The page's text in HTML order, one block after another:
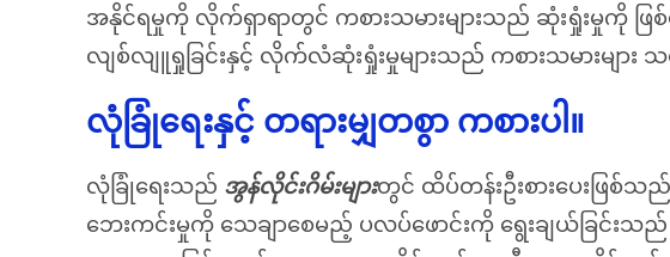
အနိုင်ရမှုကို လိုက်ရှာရာတွင် ကစားသမားများသည် ဆုံးရှုံးမှုကို ဖြစ်
လျစ်လျူရှုခြင်းနှင့် လိုက်လံဆုံးရှုံးမှုများသည် ကစားသမားမျာ
လုံခြုံရေးနှင့် တရားမျှတစွာ ကစားပါ။
လုံခြုံရေးသည် အွန်လိုင်းဂိမ်းများတွင် ထိပ်တန်းဦးစားပေးဖြ
ဘေးကင်းမှုကို သေချာစေမည့် ပလပ်ဖောင်းကို ရွေးချယ်ခြင်းသ